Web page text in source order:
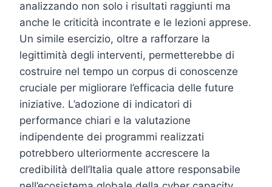
analizzando non solo i risultati raggiunti ma
anche le criticità incontrate e le lezioni apprese.
Un simile esercizio, oltre a rafforzare la
legittimità degli interventi, permetterebbe di
costruire nel tempo un corpus di conoscenze
cruciale per migliorare l’efficacia delle future
iniziative. L’adozione di indicatori di
performance chiari e la valutazione
indipendente dei programmi realizzati
potrebbero ulteriormente accrescere la
credibilità dell’Italia quale attore responsabile